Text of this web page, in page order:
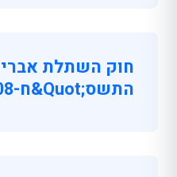
חוק השתלת
התשס;quot&ח-2008* 1 394